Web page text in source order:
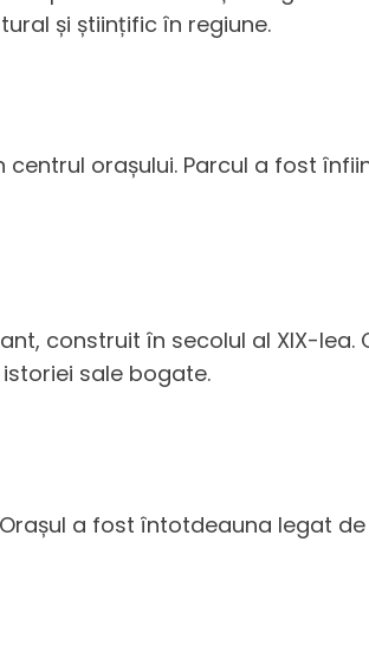
și științific în regiune.
orașului. Parcul a fost
construit în secolul al XIX-lea.
sale bogate.
a fost întotdeauna legat